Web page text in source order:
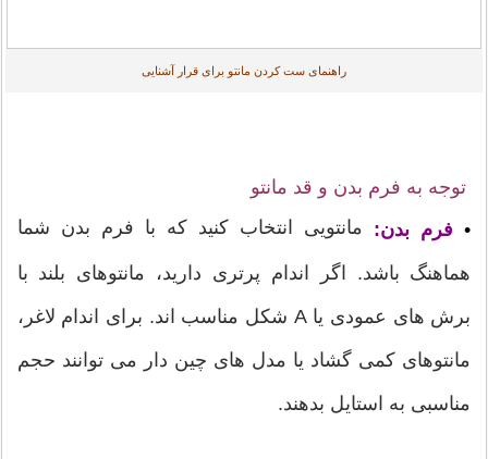
راهنمای ست کردن مانتو برای قرار آشنایی
توجه به فرم بدن و قد مانتو
• فرم بدن: مانتویی انتخاب کنید که با فرم بدن شما
هماهنگ باشد. اگر اندام پرتری دارید، مانتوهای بلند با
برش های عمودی یا A شکل مناسب اند. برای اندام لاغر،
مانتوهای کمی گشاد یا مدل های چین دار می توانند حجم
مناسبی به استایل بدهند.